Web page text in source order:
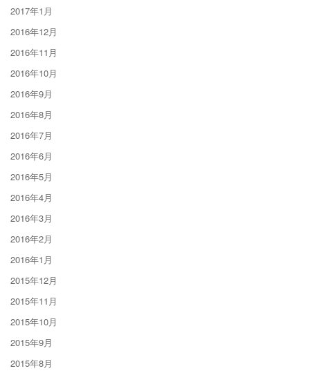
2017年1月
2016年12月
2016年11月
2016年10月
2016年9月
2016年8月
2016年7月
2016年6月
2016年5月
2016年4月
2016年3月
2016年2月
2016年1月
2015年12月
2015年11月
2015年10月
2015年9月
2015年8月